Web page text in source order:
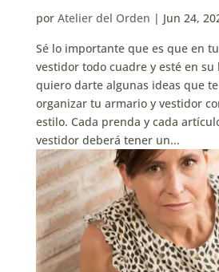
por Atelier del Orden | Jun 24,
Sé lo importante que es que en
vestidor todo cuadre y esté en su
quiero darte algunas ideas que
organizar tu armario y vestidor
estilo. Cada prenda y cada
vestidor deberá tener un...